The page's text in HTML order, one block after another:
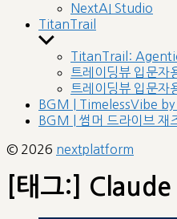
NextAI Studio
TitanTrail
Show
sub
menu
TitanTrail:
트레이딩뷰 입문자
트레이딩뷰 입문자
BGM | TimelessVibe
BGM | 썸머 드라이브
© 2026 nextplatform
[태그:]